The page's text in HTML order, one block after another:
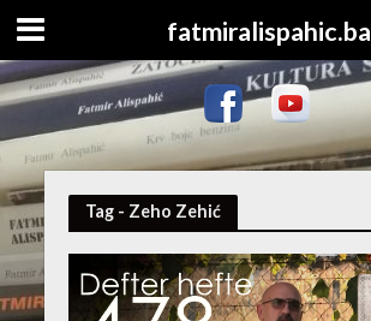
fatmiralispahic.ba
Tag - Zeho Zehić